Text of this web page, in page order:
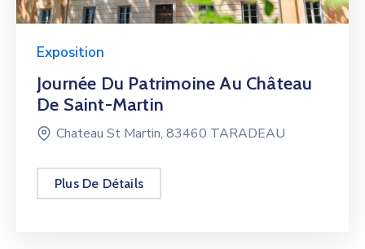
Exposition
Journée Du Patrimoine Au Château
De Saint-Martin
Chateau St Martin, 83460 TARADEAU
Plus De Détails